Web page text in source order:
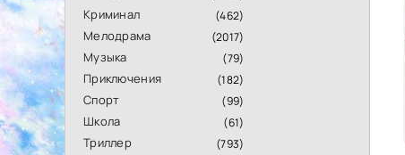
Криминал (462)
Мелодрама (2017)
Музыка (79)
Приключения (182)
Спорт (99)
Школа (61)
Триллер (793)